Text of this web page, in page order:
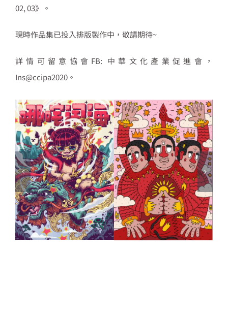
02, 03》。
現時作品集已投入排版製作中，敬請期待~
詳情可留意協會FB: 中華文化產業促進會，
Ins@ccipa2020。